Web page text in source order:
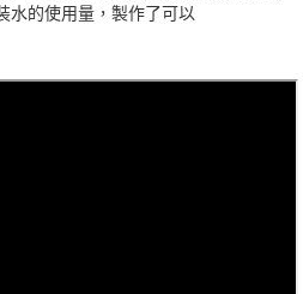
水的使用量，製作了可以